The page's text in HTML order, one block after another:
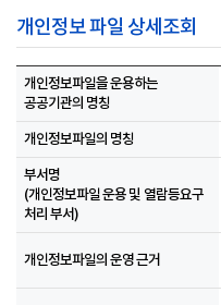
개인정보 파일 상세조회
개인정보파일을 운용하는
공공기관의 명칭
개인정보파일의 명칭
부서명
(개인정보파일 운용 및 열람등요구
처리 부서)
개인정보파일의 운영 근거